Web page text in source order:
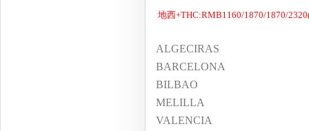
地西+THC:RMB1160/1870/1870/
ALGECIRAS
BARCELONA
BILBAO
MELILLA
VALENCIA